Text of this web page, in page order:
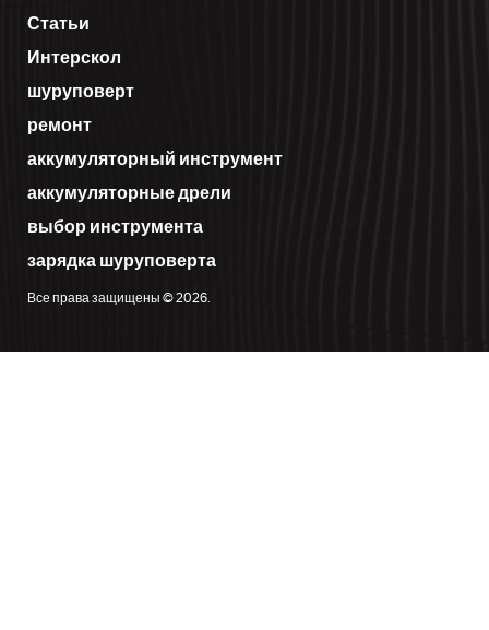
Статьи
Интерскол
шуруповерт
ремонт
аккумуляторный инструмент
аккумуляторные дрели
выбор инструмента
зарядка шуруповерта
Все права защищены © 2026.